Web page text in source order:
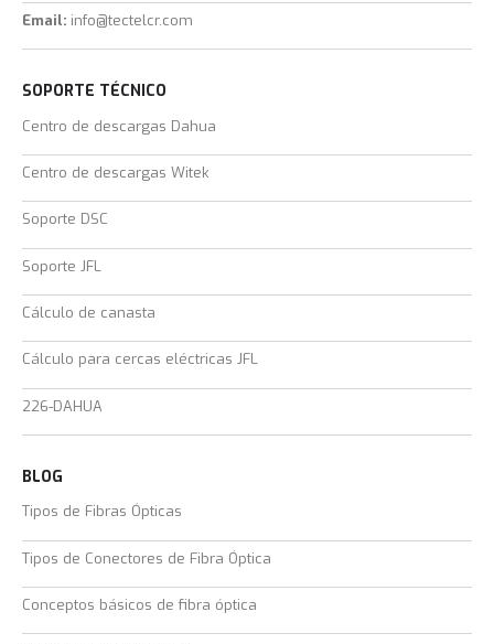
Email: info@tectelcr.com
SOPORTE TÉCNICO
Centro de descargas Dahua
Centro de descargas Witek
Soporte DSC
Soporte JFL
Cálculo de canasta
Cálculo para cercas eléctricas JFL
226-DAHUA
BLOG
Tipos de Fibras Ópticas
Tipos de Conectores de Fibra Óptica
Conceptos básicos de fibra óptica